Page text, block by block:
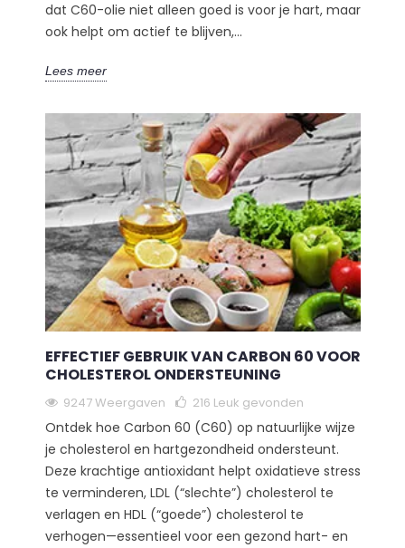
dat C60-olie niet alleen goed is voor je hart, maar
ook helpt om actief te blijven,...
Lees meer
EFFECTIEF GEBRUIK VAN CARBON 60 VOOR
CHOLESTEROL ONDERSTEUNING
9247 Weergaven 216 Leuk gevonden
Ontdek hoe Carbon 60 (C60) op natuurlijke wijze
je cholesterol en hartgezondheid ondersteunt.
Deze krachtige antioxidant helpt oxidatieve stress
te verminderen, LDL (“slechte”) cholesterol te
verlagen en HDL (“goede”) cholesterol te
verhogen—essentieel voor een gezond hart- en